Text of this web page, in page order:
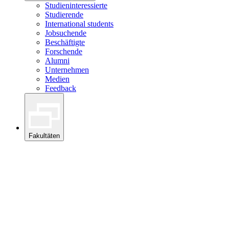
Studieninteressierte
Studierende
International students
Jobsuchende
Beschäftigte
Forschende
Alumni
Unternehmen
Medien
Feedback
Fakultäten